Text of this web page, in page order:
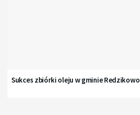
Sukces zbiórki oleju w gminie Redzikowo